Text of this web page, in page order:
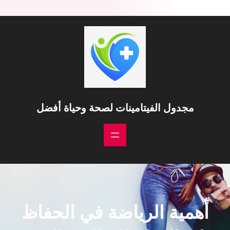
مجدول الفيتامينات لصحة وحياة أفضل
أهمية الرياضة في الحفاظ